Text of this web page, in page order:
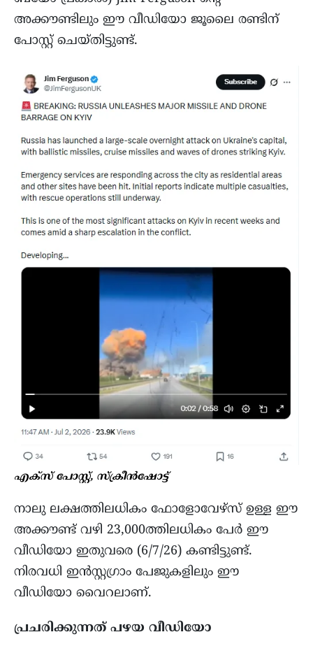
അക്കൗണ്ടിലും ഈ വീഡിയോ ജൂലൈ രണ്ടിന്
പോസ്റ്റ് ചെയ്തിട്ടുണ്ട്.
എക്സ് പോസ്റ്റ്, സ്ക്രീൻഷോട്ട്
നാലു ലക്ഷത്തിലധികം ഫോളോവേഴ്സ് ഉള്ള ഈ
അക്കൗണ്ട് വഴി 23,000ത്തിലധികം പേർ ഈ
വീഡിയോ ഇതുവരെ (6/7/26) കണ്ടിട്ടുണ്ട്.
നിരവധി ഇൻസ്റ്റഗ്രാം പേജുകളിലും ഈ
വീഡിയോ വൈറലാണ്.
പ്രചരിക്കുന്നത് പഴയ വീഡിയോ